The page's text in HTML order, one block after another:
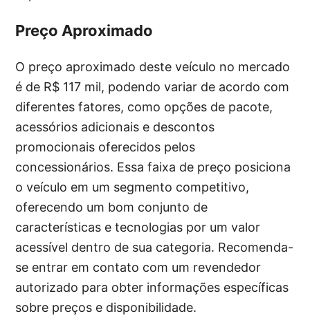
Preço Aproximado
O preço aproximado deste veículo no mercado
é de R$ 117 mil, podendo variar de acordo com
diferentes fatores, como opções de pacote,
acessórios adicionais e descontos
promocionais oferecidos pelos
concessionários. Essa faixa de preço posiciona
o veículo em um segmento competitivo,
oferecendo um bom conjunto de
características e tecnologias por um valor
acessível dentro de sua categoria. Recomenda-
se entrar em contato com um revendedor
autorizado para obter informações específicas
sobre preços e disponibilidade.